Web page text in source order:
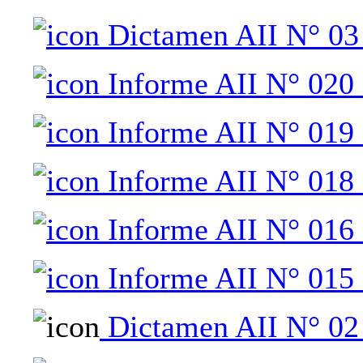
Dictamen AII N°
Informe AII N° 020
Informe AII N° 019
Informe AII N° 018
Informe AII N° 016
Informe AII N° 015
Dictamen AII N°